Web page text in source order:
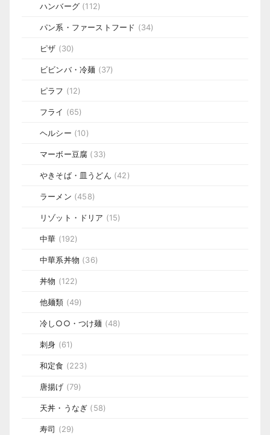
ハンバーグ (112)
パン系・ファーストフード (34)
ピザ (30)
ビビンバ・冷麺 (37)
ピラフ (12)
フライ (65)
ヘルシー (10)
マーボー豆腐 (33)
やきそば・皿うどん (42)
ラーメン (458)
リゾット・ドリア (15)
中華 (192)
中華系丼物 (36)
丼物 (122)
他麺類 (49)
冷し○○・つけ麺 (48)
刺身 (61)
和定食 (223)
唐揚げ (79)
天丼・うなぎ (58)
寿司 (29)